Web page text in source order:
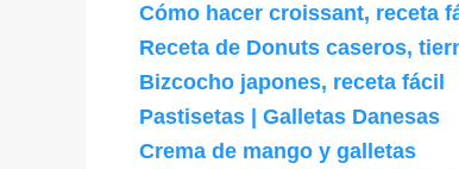
Cómo hacer croissant, receta
Receta de Donuts caseros,
Bizcocho japones, receta fácil
Pastisetas | Galletas Danesas
Crema de mango y galletas